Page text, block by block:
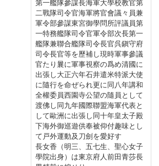
第一艦隊參謀長海軍大學校教官第
二戰隊司令官海軍將官會議々員兼
軍令部參謀東宮御學問所評議員第
一特務艦隊司令官軍令部次長第一
艦隊兼聯合艦隊司令長官呉鎭守府
司令長官等を歷補し現時軍事參議
官たり曩に軍事視察の爲め清國に
出張し大正六年石井遣米特派大使
に隨行を命ぜられ更に同八年講和
全權委員西園寺公望の隨員として
渡佛し同九年國際聯盟海軍代表と
して歐洲に出張し同十年皇太子殿
下海外御巡遊供奉被仰付趣味とし
て戸外運動及刀劍を愛好す
長女香（明三、五七生、聖心女子
學院出身）は東京府人前田青莎長